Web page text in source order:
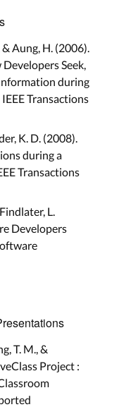
& Aung, H. (2006).
Seek,
during
Transactions
K. D. (2008).
during a
Transactions
L.
Developers
T. M., &
Project :